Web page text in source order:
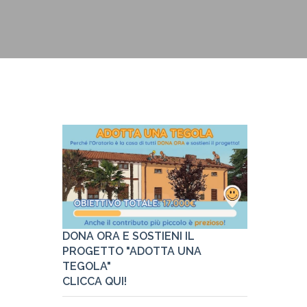
DONA ORA E SOSTIENI IL
PROGETTO "ADOTTA UNA
TEGOLA"
CLICCA QUI!